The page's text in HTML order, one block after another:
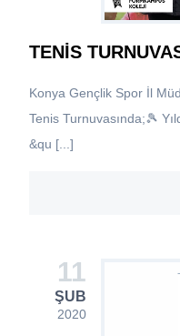
TENİS
Konya Gençlik Spor İl
Tenis Turnuvasında;🎾
&qu [...]
11
ŞUB
2020